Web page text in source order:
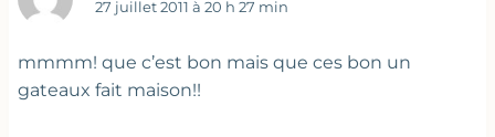
27 juillet 2011 à 20 h 27 min
mmmm! que c’est bon mais que ces bon un
gateaux fait maison!!